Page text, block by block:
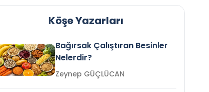
Köşe Yazarları
Bağırsak Çalıştıran Besinler
Nelerdir?
Zeynep GÜÇLÜCAN